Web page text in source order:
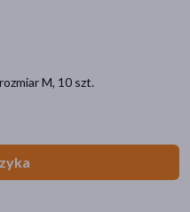
M, 10 szt.